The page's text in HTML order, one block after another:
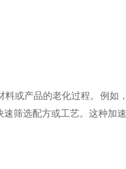
或产品的老化过程。例如
筛选配方或工艺。这种加